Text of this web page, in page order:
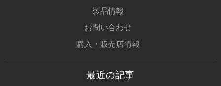
製品情報
お問い合わせ
購入・販売店情報
最近の記事